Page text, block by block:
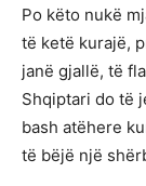
Po këto nukë
të ketë kurajë,
janë gjallë, të
Shqiptari do të
bash atëhere
të bëjë një